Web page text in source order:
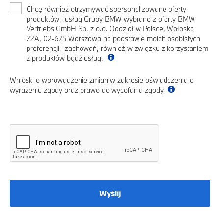
Chcę również otrzymywać spersonalizowane oferty
produktów i usług Grupy BMW wybrane z oferty BMW
Vertriebs GmbH Sp. z o.o. Oddział w Polsce, Wołoska
22A, 02-675 Warszawa na podstawie moich osobistych
preferencji i zachowań, również w związku z korzystaniem
z produktów bądź usług.
Wnioski o wprowadzenie zmian w zakresie oświadczenia o
wyrażeniu zgody oraz prawo do wycofania zgody
Wyślij